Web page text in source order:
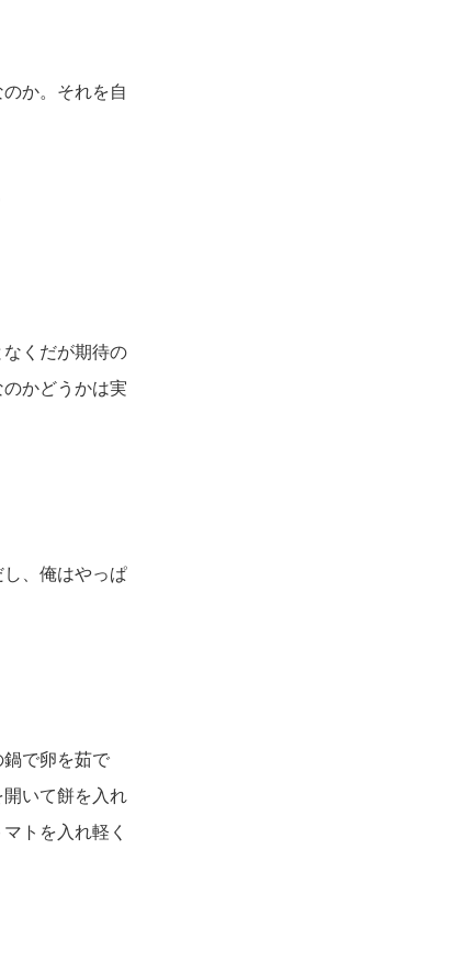
か。それを自
くだが期待の
かどうかは実
、俺はやっぱ
で卵を茹で
いて餅を入れ
トを入れ軽く